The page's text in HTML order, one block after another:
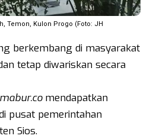
Temon, Kulon Progo (Foto: JH
berkembang di masyarakat
tetap diwariskan secara
mabur.co mendapatkan
pusat pemerintahan
Sios.